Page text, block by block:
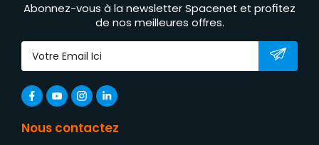
Abonnez-vous à la newsletter Spacenet et profitez
de nos meilleures offres.
Nous contactez